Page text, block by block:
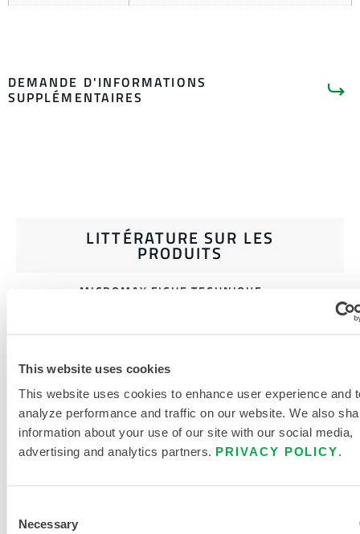
This website uses cookies
This website uses cookies to enhance user experience and
analyze performance and traffic on our website. We also
information about your use of our site with our social media,
advertising and analytics partners. PRIVACY POLICY.
Selection
Necessary
DEMANDE D'INFORMATIONS
SUPPLÉMENTAIRES
LITTÉRATURE SUR LES
PRODUITS
DOCUMENTS CONNEXES
MICROMAX FICHE TECHNIQUE
CATALOGUE DE VÊTEMENTS DE
CHIMIQUES